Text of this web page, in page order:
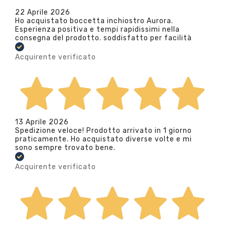
22 Aprile 2026
Ho acquistato boccetta inchiostro Aurora.
Esperienza positiva e tempi rapidissimi nella
consegna del prodotto. soddisfatto per facilità
Acquirente verificato
13 Aprile 2026
Spedizione veloce! Prodotto arrivato in 1 giorno
praticamente. Ho acquistato diverse volte e mi
sono sempre trovato bene.
Acquirente verificato